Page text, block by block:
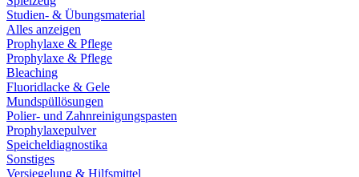
Studien- & Übungsmaterial
Alles anzeigen
Prophylaxe & Pflege
Prophylaxe & Pflege
Bleaching
Fluoridlacke & Gele
Mundspüllösungen
Polier- und Zahnreinigungspasten
Prophylaxepulver
Speicheldiagnostika
Sonstiges
Versiegelung & Hilfsmittel